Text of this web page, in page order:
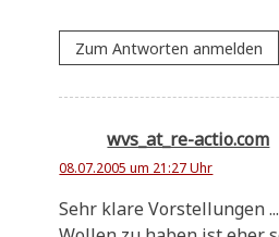
Zum Antworten anmelden
wvs_at_re-actio.com
08.07.2005 um 21:27 Uhr
Sehr kla­re Vor­stel­lun­gen